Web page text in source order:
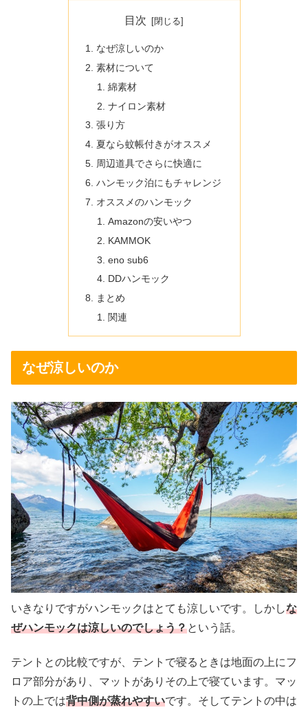
目次
なぜ涼しいのか
素材について
綿素材
ナイロン素材
張り方
夏なら蚊帳付きがオススメ
周辺道具でさらに快適に
ハンモック泊にもチャレンジ
オススメのハンモック
Amazonの安いやつ
KAMMOK
eno sub6
DDハンモック
まとめ
関連
なぜ涼しいのか
いきなりですがハンモックはとても涼しいです。しかしな
ぜハンモックは涼しいのでしょう？という話。
テントとの比較ですが、テントで寝るときは地面の上にフ
ロア部分があり、マットがありその上で寝ています。マッ
トの上では背中側が蒸れやすいです。そしてテントの中は